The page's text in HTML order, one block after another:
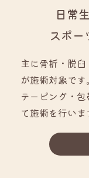
日常
スポ
主に骨折・脱
が施術対象で
テーピング・
て施術を行いま